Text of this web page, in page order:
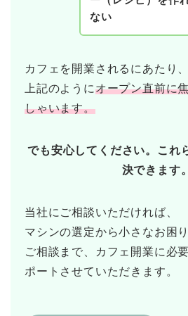
ない
カフェを開業されるにあたり、
上記のようにオープン直前に
しゃいます。
でも安心してください。これ
決できます。
当社にご相談いただければ、
マシンの選定から小さなお困
ご相談まで、カフェ開業に必
ポートさせていただきます。